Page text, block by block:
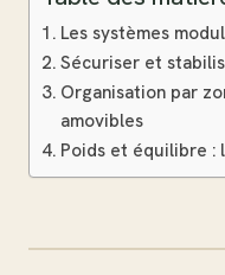
Les systèmes
Sécuriser et
Organisation par
amovibles
Poids et équilibre :